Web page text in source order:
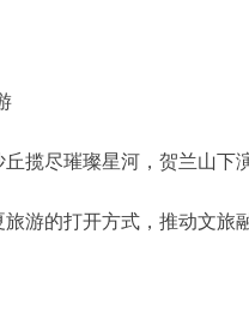
揽尽璀璨星河，贺兰山
游的打开方式，推动文旅